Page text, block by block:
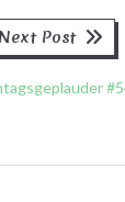
Next Post